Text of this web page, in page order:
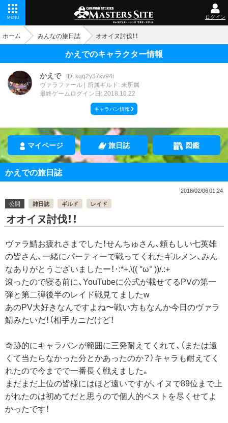
MENU ログイン
ホーム みんなの旅日誌 オオイヌ討伐！！
かえでのキャラクター情報
かえで ID: kqq2y37kv94i
ヴァラファール
所属ギルド: 未所属
最終ゲームログイン日: 2018.10.22
キャラバン情報
マイページ 旅日誌 図鑑
かえでの旅日誌
2018/02/06 01:24
公開
雑日誌 ギルド レイド
オオイヌ討伐！！
ヴァラ鯖お疲れさまでした！せんちゅさん、頼もしい七英雄
の皆さん、一緒にパーティーで戦ってくれたギルメン、みん
なありがとうございましたー！･:*+.\(( °ω° ))/.:+
滾ったので寝る前に、YouTubeに公式が載せてるPVの第一
弾と第二弾後半のレイド戦見てましたw
あのPV大好きなんですよね〜戦い方もなんか今日のヴァラ
鯖みたいだ！（相手カニだけど！
奇跡的にキャラバンが範囲に三発耐えてくれて、（または遠
くて当たらなかった分とかあったのか？）キャラも耐えてく
れたので今までで一番長く戦えました。
まだまだ上位の皆様にはほど遠いですが、イヌで89位まで上
がれたのは初めてだと思うので個人的ベストを尽くせてよ
かったです！